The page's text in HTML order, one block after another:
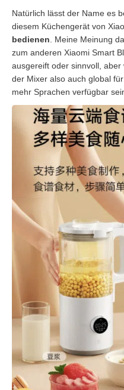
Natürlich lässt der Name es
diesem Küchengerät von
bedienen . Meine Meinung
zum anderen Xiaomi Smart
ausgereift oder sinnvoll, aber
der Mixer also auch global
mehr Sprachen verfügbar